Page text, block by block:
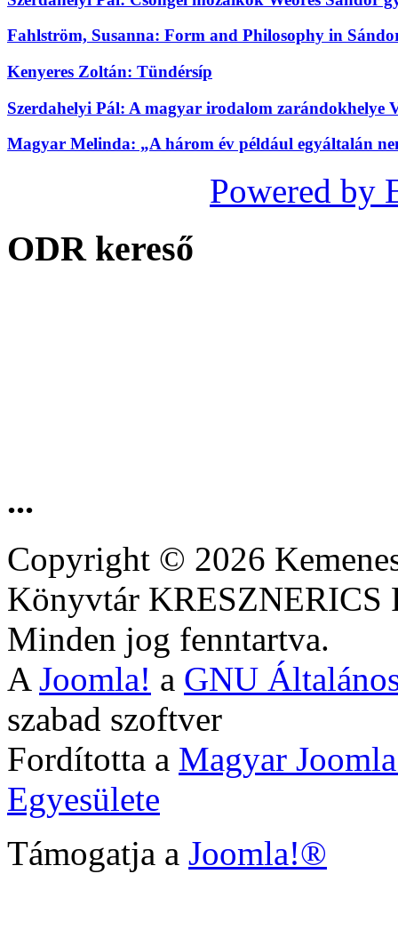
Fahlström, Susanna: Form and Philosophy in
Kenyeres Zoltán: Tündérsíp
Szerdahelyi Pál: A magyar irodalom zarándokhelye
Magyar Melinda: „A három év például egyáltalán
Powered by
ODR kereső
...
Copyright © 2026
Könyvtár
Minden jog fenntartva.
A Joomla! a GNU
szabad szoftver
Fordította a Magyar
Egyesülete
Támogatja a Joomla!®